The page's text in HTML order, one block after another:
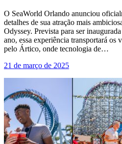
O SeaWorld Orlando anunciou
detalhes de sua atração mais
Odyssey. Prevista para ser
ano, essa experiência transportará os
pelo Ártico, onde tecnologia de…
21 de março de 2025